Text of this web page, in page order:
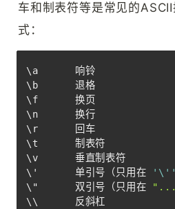
车和制表符等是常见的
式：
\a      响铃
\b      退格
\f      换页
\n      换行
\r      回车
\t      制表符
\v      垂直制表符
\'      单引号（只用在
'\''
\"      双引号（只用在
\\      反斜杠